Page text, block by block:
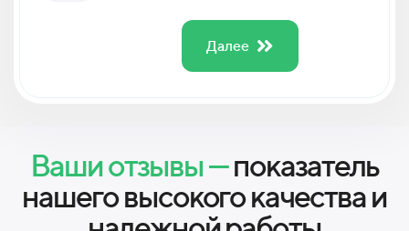
Далее
Ваши отзывы —показатель
нашего высокого качества и